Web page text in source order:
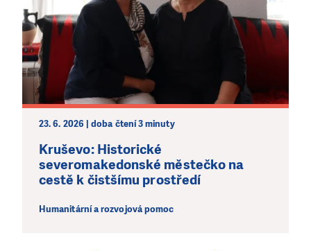
23. 6. 2026 | doba čtení 3 minuty
Kruševo: Historické
severomakedonské městečko na
cestě k čistšímu prostředí
Humanitární a rozvojová pomoc